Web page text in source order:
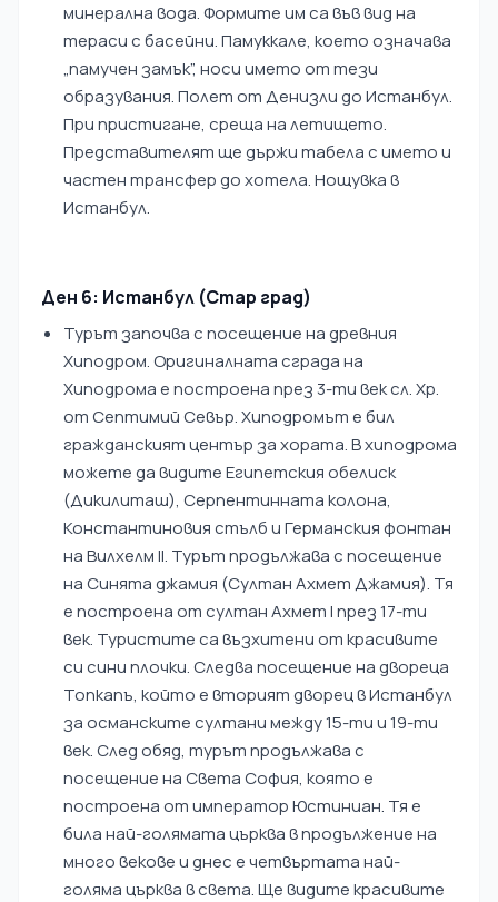
минерална вода. Формите им са във вид на
тераси с басейни. Памуккале, което означава
„памучен замък”, носи името от тези
образувания. Полет от Денизли до Истанбул.
При пристигане, среща на летището.
Представителят ще държи табела с името и
частен трансфер до хотела. Нощувка в
Истанбул.
Ден 6: Истанбул (Стар град)
Турът започва с посещение на древния
Хиподром. Оригиналната сграда на
Хиподрома е построена през 3-ти век сл. Хр.
от Септимий Севър. Хиподромът е бил
гражданският център за хората. В хиподрома
можете да видите Египетския обелиск
(Дикилиташ), Серпентинната колона,
Константиновия стълб и Германския фонтан
на Вилхелм II. Турът продължава с посещение
на Синята джамия (Султан Ахмет Джамия). Тя
е построена от султан Ахмет I през 17-ти
век. Туристите са възхитени от красивите
си сини плочки. Следва посещение на двореца
Топкапъ, който е вторият дворец в Истанбул
за османските султани между 15-ти и 19-ти
век. След обяд, турът продължава с
посещение на Света София, която е
построена от император Юстиниан. Тя е
била най-голямата църква в продължение на
много векове и днес е четвъртата най-
голяма църква в света. Ще видите красивите